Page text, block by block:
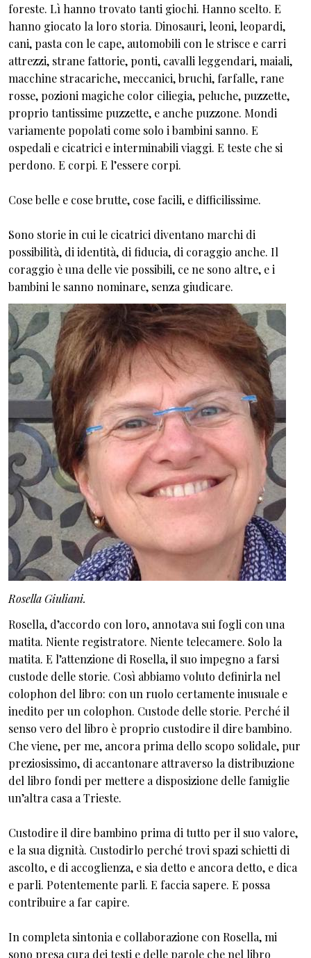
foreste. Lì hanno trovato tanti giochi. Hanno scelto. E
hanno giocato la loro storia. Dinosauri, leoni, leopardi,
cani, pasta con le cape, automobili con le strisce e carri
attrezzi, strane fattorie, ponti, cavalli leggendari, maiali,
macchine stracariche, meccanici, bruchi, farfalle, rane
rosse, pozioni magiche color ciliegia, peluche, puzzette,
proprio tantissime puzzette, e anche puzzone. Mondi
variamente popolati come solo i bambini sanno. E
ospedali e cicatrici e interminabili viaggi. E teste che si
perdono. E corpi. E l’essere corpi.
Cose belle e cose brutte, cose facili, e difficilissime.
Sono storie in cui le cicatrici diventano marchi di
possibilità, di identità, di fiducia, di coraggio anche. Il
coraggio è una delle vie possibili, ce ne sono altre, e i
bambini le sanno nominare, senza giudicare.
Rosella Giuliani.
Rosella, d’accordo con loro, annotava sui fogli con una
matita. Niente registratore. Niente telecamere. Solo la
matita. E l’attenzione di Rosella, il suo impegno a farsi
custode delle storie. Così abbiamo voluto definirla nel
colophon del libro: con un ruolo certamente inusuale e
inedito per un colophon. Custode delle storie. Perché il
senso vero del libro è proprio custodire il dire bambino.
Che viene, per me, ancora prima dello scopo solidale, pur
preziosissimo, di accantonare attraverso la distribuzione
del libro fondi per mettere a disposizione delle famiglie
un’altra casa a Trieste.
Custodire il dire bambino prima di tutto per il suo valore,
e la sua dignità. Custodirlo perché trovi spazi schietti di
ascolto, e di accoglienza, e sia detto e ancora detto, e dica
e parli. Potentemente parli. E faccia sapere. E possa
contribuire a far capire.
In completa sintonia e collaborazione con Rosella, mi
sono presa cura dei testi e delle parole che nel libro